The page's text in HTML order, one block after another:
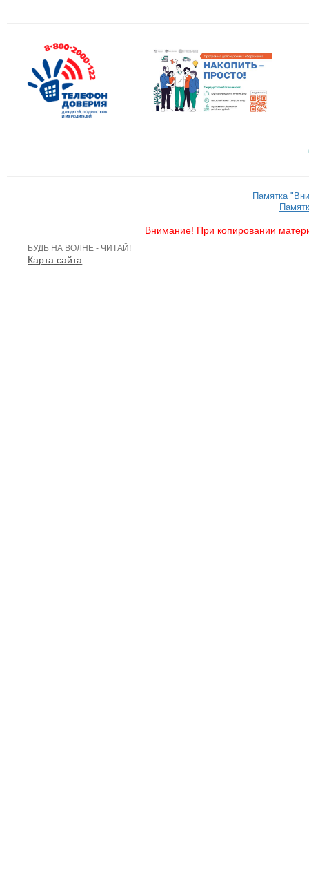
Памятка
Внимание! При копировании
БУДЬ НА ВОЛНЕ - ЧИТАЙ!
Карта сайта